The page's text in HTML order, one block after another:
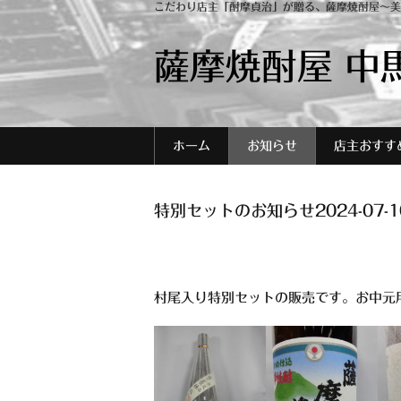
こだわり店主「酎摩貞治」が贈る、薩摩焼酎屋～
薩摩焼酎屋 中
ホーム お知らせ 店主おすす
特別セットのお知らせ2024-07-
村尾入り特別セットの販売です。お中元